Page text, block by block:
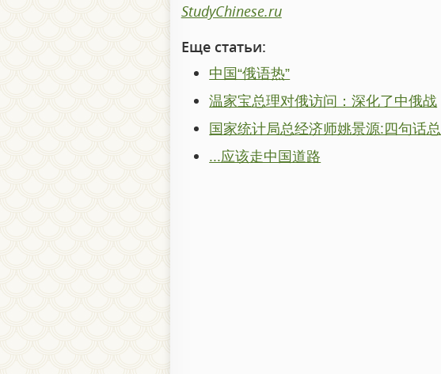
StudyChinese.ru
Еще статьи:
中国“俄语热”
温家宝总理对俄访问：深化了中俄战
国家统计局总经济师姚景源:四句话总
...应该走中国道路